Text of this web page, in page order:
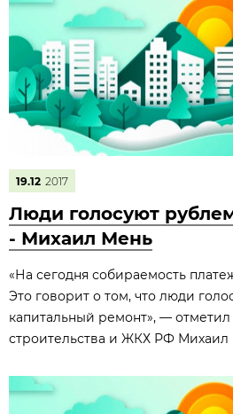
19.12 2017
Люди голосуют
- Михаил Мень
«На сегодня собираемость
Это говорит о том, что люди
капитальный ремонт», —
строительства и ЖКХ РФ Михаил